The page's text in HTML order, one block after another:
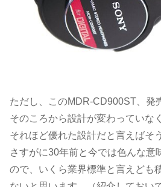
ただし、このMDR-CD900ST、発
そのころから設計が変わっていなく
それほど優れた設計だと言えばそ
さすがに30年前と今では色んな意
ので、いくら業界標準と言えども